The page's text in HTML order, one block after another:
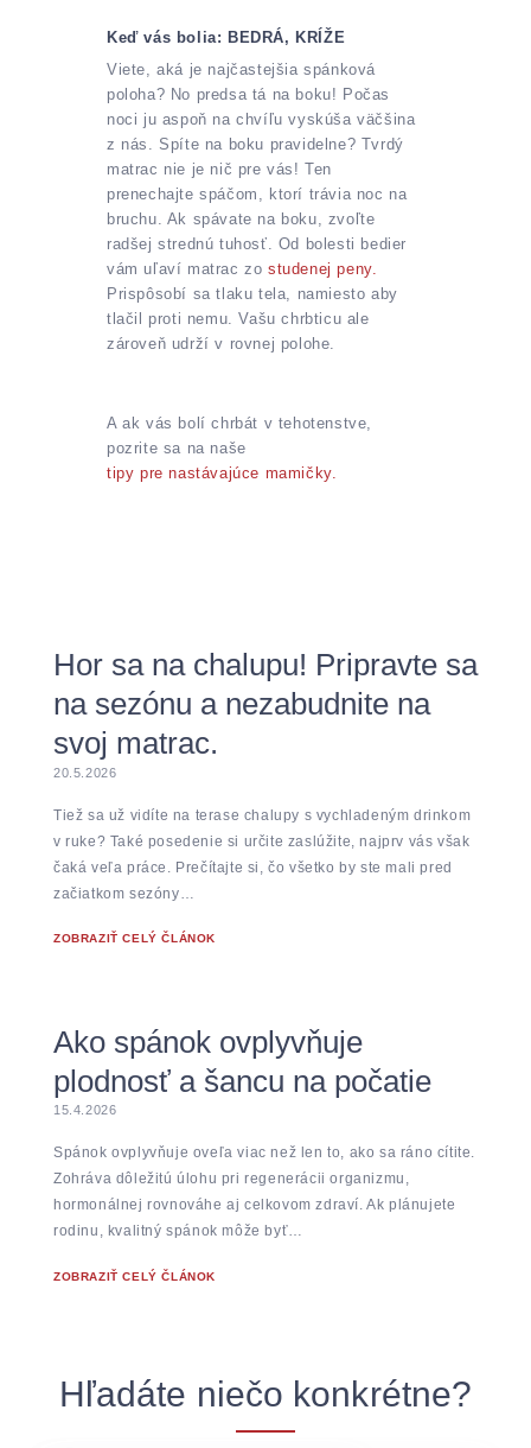
Keď vás bolia: BEDRÁ, KRÍŽE
Viete, aká je najčastejšia spánková
poloha? No predsa tá na boku! Počas
noci ju aspoň na chvíľu vyskúša väčšina
z nás. Spíte na boku pravidelne? Tvrdý
matrac nie je nič pre vás! Ten
prenechajte spáčom, ktorí trávia noc na
bruchu. Ak spávate na boku, zvoľte
radšej strednú tuhosť. Od bolesti bedier
vám uľaví matrac zo studenej peny.
Prispôsobí sa tlaku tela, namiesto aby
tlačil proti nemu. Vašu chrbticu ale
zároveň udrží v rovnej polohe.
A ak vás bolí chrbát v tehotenstve,
pozrite sa na naše
tipy pre nastávajúce mamičky.
Hor sa na chalupu! Pripravte sa
na sezónu a nezabudnite na
svoj matrac.
20.5.2026
Tiež sa už vidíte na terase chalupy s vychladeným drinkom
v ruke? Také posedenie si určite zaslúžite, najprv vás však
čaká veľa práce. Prečítajte si, čo všetko by ste mali pred
začiatkom sezóny…
ZOBRAZIŤ CELÝ ČLÁNOK
Ako spánok ovplyvňuje
plodnosť a šancu na počatie
15.4.2026
Spánok ovplyvňuje oveľa viac než len to, ako sa ráno cítite.
Zohráva dôležitú úlohu pri regenerácii organizmu,
hormonálnej rovnováhe aj celkovom zdraví. Ak plánujete
rodinu, kvalitný spánok môže byť…
ZOBRAZIŤ CELÝ ČLÁNOK
Hľadáte niečo konkrétne?